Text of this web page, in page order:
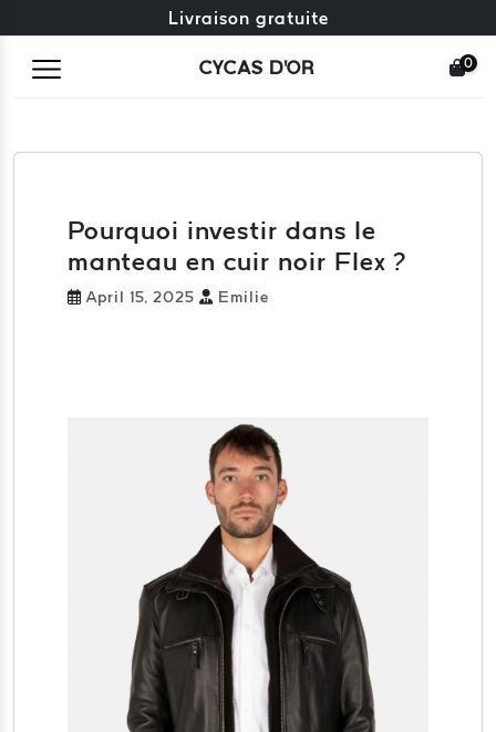
Échange gratuit + retours gratuits
Livraison gratuite
CYCAS D'OR 0
Pourquoi investir dans le
manteau en cuir noir Flex ?
April 15, 2025 Emilie